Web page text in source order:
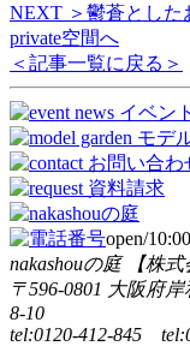
NEXT ＞ 鬱蒼とした
private空間へ
＜記事一覧に戻る＞
open/
nakashouの庭 【株式
〒596-0801 大阪府
8-10
tel:0120-412-845